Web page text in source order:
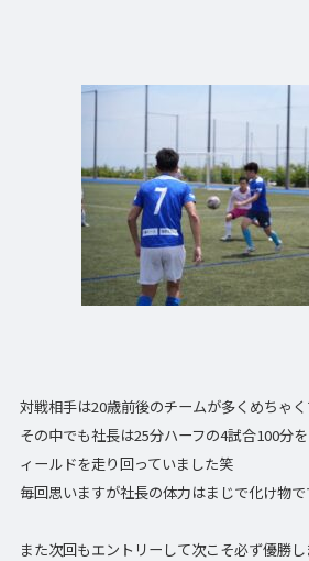
対戦相手は20歳前後のチームが多くめちゃく
その中でも社長は25分ハーフの4試合100分
ィールドを走り回っていました笑
毎回思いますが社長の体力はまじで化け物
また次回もエントリーして次こそ必ず優勝し